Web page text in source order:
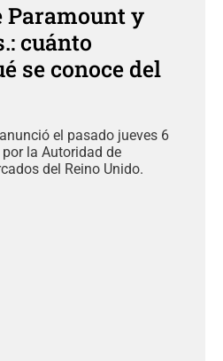
Paramount y
cuánto
se conoce del
el pasado jueves 6
la Autoridad de
del Reino Unido.